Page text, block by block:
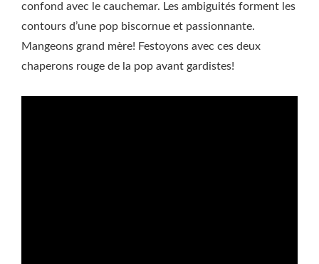
confond avec le cauchemar. Les ambiguités forment les
contours d’une pop biscornue et passionnante.
Mangeons grand mère! Festoyons avec ces deux
chaperons rouge de la pop avant gardistes!